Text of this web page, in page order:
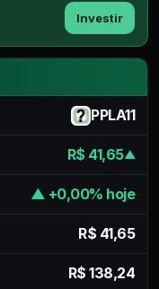
Investir
PPLA11
R$ 41,65▲
▲ +0,00% hoje
R$ 41,65
R$ 138,24